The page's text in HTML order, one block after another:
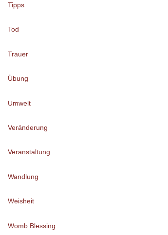
Tipps
Tod
Trauer
Übung
Umwelt
Veränderung
Veranstaltung
Wandlung
Weisheit
Womb Blessing